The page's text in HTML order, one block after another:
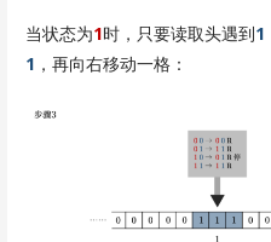
当状态为1时，只要读取头遇到1
1 ，再向右移动一格：